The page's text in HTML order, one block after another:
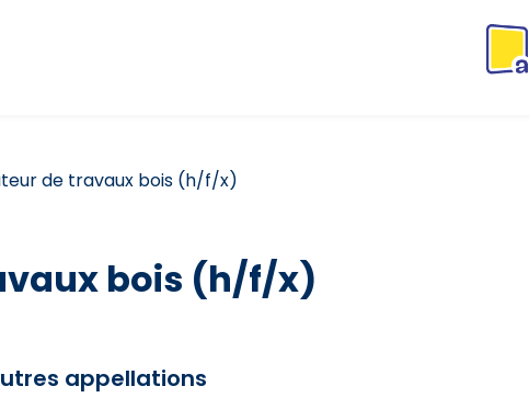
de travaux bois (h/f/x)
bois (h/f/x)
appellations